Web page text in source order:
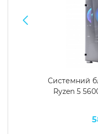
Системний
Ryzen 5